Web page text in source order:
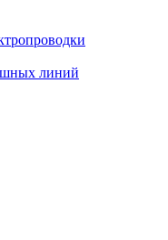
линий